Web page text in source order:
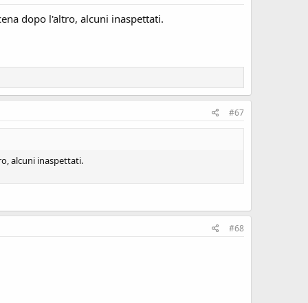
dopo l'altro, alcuni inaspettati.
#67
alcuni inaspettati.
#68